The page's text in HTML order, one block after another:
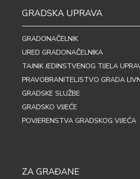
GRADSKA UPRAVA
GRADONAČELNIK
URED GRADONAČELNIKA
TAJNIK JEDINSTVENOG TIJELA
PRAVOBRANITELJSTVO GRADA
GRADSKE SLUŽBE
GRADSKO VIJEĆE
POVJERENSTVA GRADSKOG VIJEĆA
ZA GRAĐANE